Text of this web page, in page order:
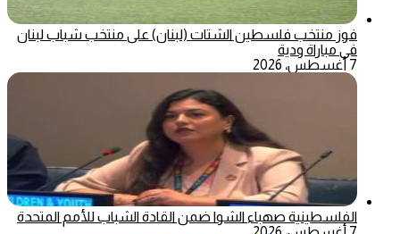
فوز منتخب فلسطين الشتات (لبنان) على منتخب شباب لبنان
في مباراة ودية
7 أغسطس، 2026
الفلسطينية صهباء الشوا ضمن القادة الشباب للأمم المتحدة